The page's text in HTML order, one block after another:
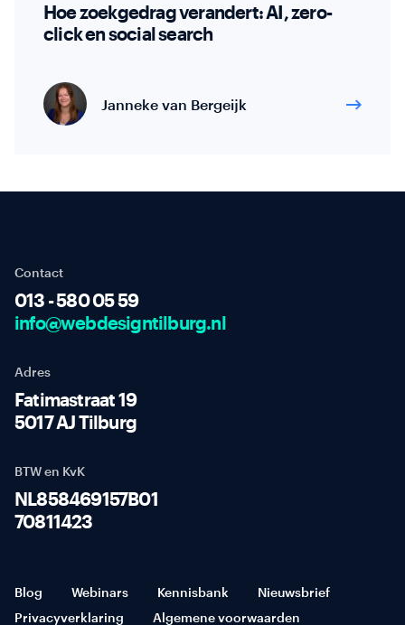
Hoe zoekgedrag verandert: AI, zero-
click en social search
Janneke van Bergeijk
Contact
013 - 580 05 59
info@webdesigntilburg.nl
Adres
Fatimastraat 19
5017 AJ Tilburg
BTW en KvK
NL858469157B01
70811423
Blog Webinars Kennisbank
Nieuwsbrief
Privacyverklaring
Algemene voorwaarden